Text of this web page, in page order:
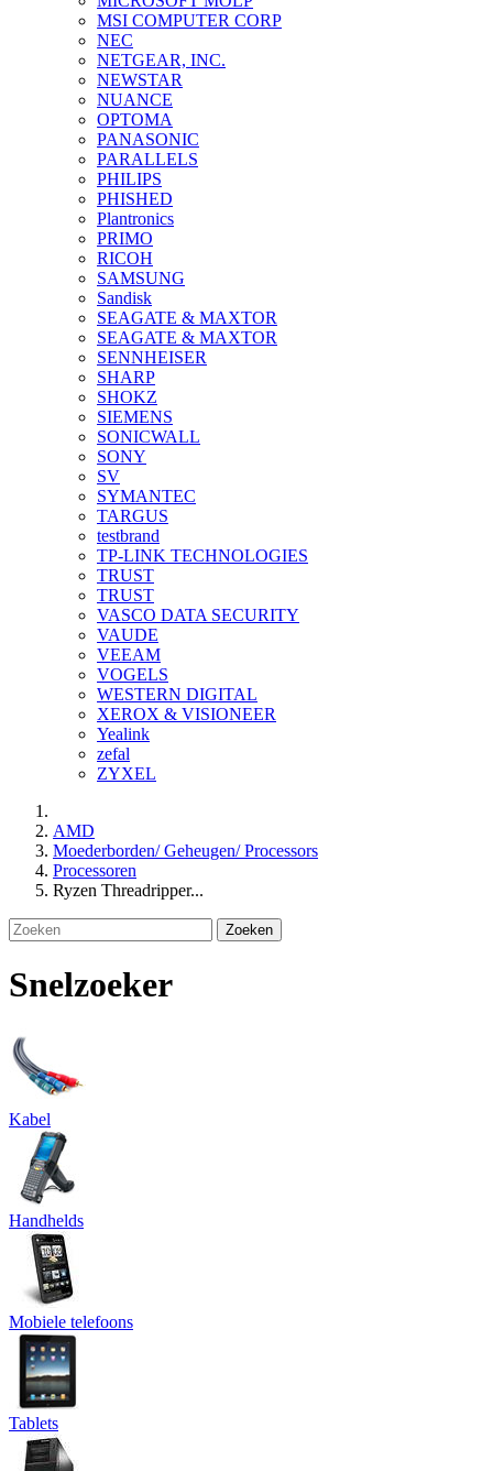
MSI COMPUTER CORP
NEC
NETGEAR, INC.
NEWSTAR
NUANCE
OPTOMA
PANASONIC
PARALLELS
PHILIPS
PHISHED
Plantronics
PRIMO
RICOH
SAMSUNG
Sandisk
SEAGATE & MAXTOR
SEAGATE & MAXTOR
SENNHEISER
SHARP
SHOKZ
SIEMENS
SONICWALL
SONY
SV
SYMANTEC
TARGUS
testbrand
TP-LINK TECHNOLOGIES
TRUST
TRUST
VASCO DATA SECURITY
VAUDE
VEEAM
VOGELS
WESTERN DIGITAL
XEROX & VISIONEER
Yealink
zefal
ZYXEL
AMD
Moederborden/ Geheugen/ Processors
Processoren
Ryzen Threadripper...
Zoeken
Snelzoeker
Kabel
Handhelds
Mobiele telefoons
Tablets